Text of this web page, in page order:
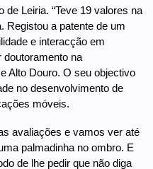
de Leiria. “Teve 19 valores na
Registou a patente de um
e interacção em
na
Alto Douro. O seu objectivo
no desenvolvimento de
móveis.
avaliações e vamos ver até
palmadinha no ombro. E
de lhe pedir que não diga